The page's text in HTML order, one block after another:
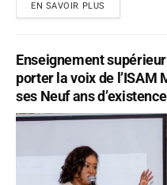
EN SAVOIR PLUS
Enseignement
porter la voix de l’ISAM
ses Neuf ans d’existence